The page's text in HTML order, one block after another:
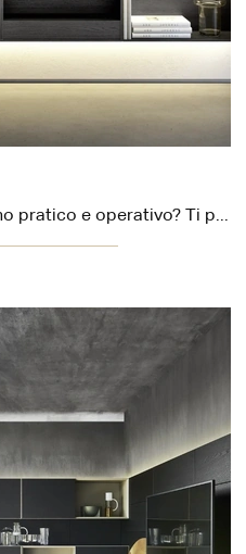
Vuoi progettare un soggiorno pratico e operativo? Ti presentiamo la parete attrezzata Domino Boiserie 07 Sangiacomo dalle forme decise moderne.